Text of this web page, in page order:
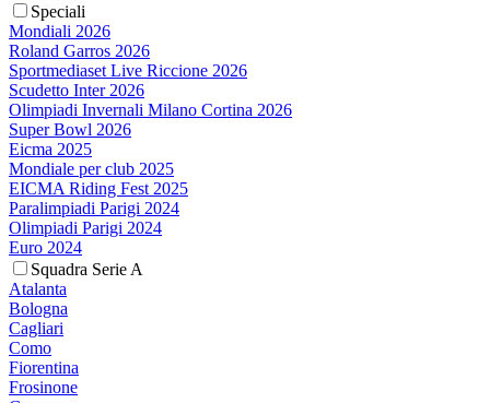
Speciali
Mondiali 2026
Roland Garros 2026
Sportmediaset Live Riccione 2026
Scudetto Inter 2026
Olimpiadi Invernali Milano Cortina 2026
Super Bowl 2026
Eicma 2025
Mondiale per club 2025
EICMA Riding Fest 2025
Paralimpiadi Parigi 2024
Olimpiadi Parigi 2024
Euro 2024
Squadra Serie A
Atalanta
Bologna
Cagliari
Como
Fiorentina
Frosinone